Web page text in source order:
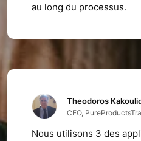
au long du processus.
Theodoros
CEO,
Nous utilisons 3 des